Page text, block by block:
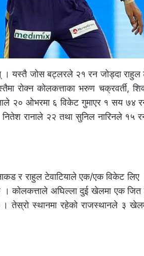
यस्तै जोस बट्लरले २१ रन जोड्दा राहुल
रोक्न कोलकत्ताका भरुण चक्रवर्ती,
२० ओभरमा ६ विकेट गुमाएर १ सय ७४
रानाले २२ तथा सुनिल नारिनले १५
र राहुल टेवाटियाले एक/एक विकेट
कोलकत्ताले अघिल्ला दुई खेलमा एक जित
। तेस्रो स्थानमा रहेको राजस्थानले ३